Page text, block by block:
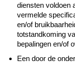
diensten voldoen
vermelde
en/of
totstandkoming
bepalingen en/of
Een door de